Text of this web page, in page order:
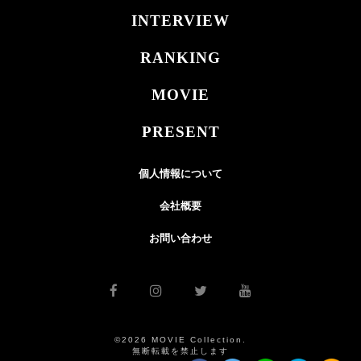
INTERVIEW
RANKING
MOVIE
PRESENT
個人情報について
会社概要
お問い合わせ
©2026 MOVIE Collection.
無断転載を禁止します